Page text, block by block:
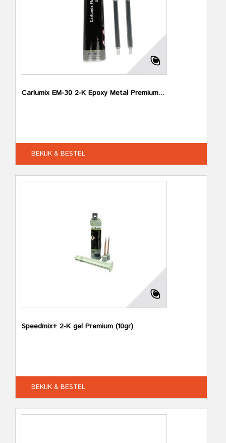
Carlumix EM-30 2-K Epoxy Metal Premium...
BEKIJK & BESTEL
Speedmix+ 2-K gel Premium (10gr)
BEKIJK & BESTEL